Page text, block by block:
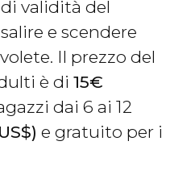
validità del
e scendere
Il prezzo del
è di 15€
dai 6 ai 12
US$) e gratuito per i